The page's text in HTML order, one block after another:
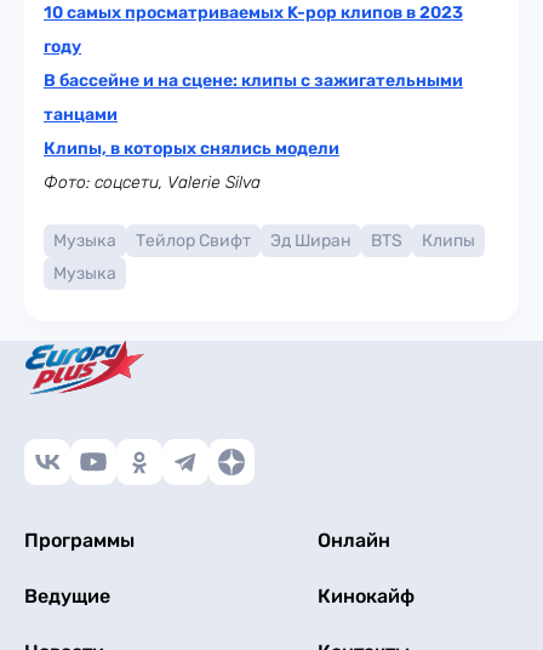
10 самых просматриваемых K-pop клипов в 2023
году
В бассейне и на сцене: клипы с зажигательными
танцами
Клипы, в которых снялись модели
Фото: соцсети, Valerie Silva
Музыка Тейлор Свифт Эд Ширан BTS
Клипы
Музыка
Программы Онлайн
Ведущие Кинокайф